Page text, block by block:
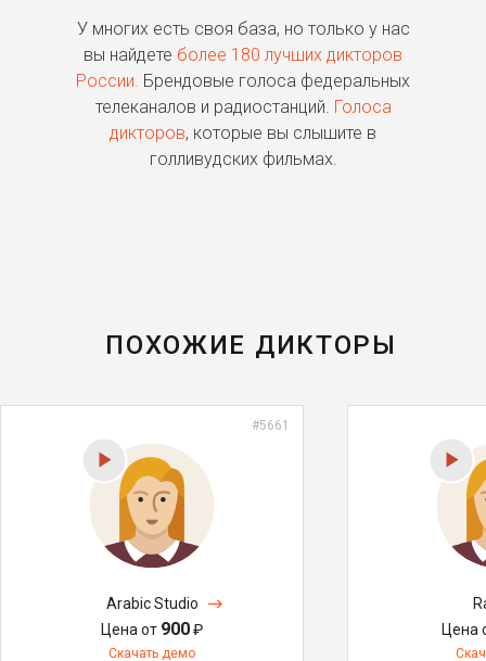
У многих есть своя база, но только у нас
вы найдете более 180 лучших дикторов
России. Брендовые голоса федеральных
телеканалов и радиостанций. Голоса
дикторов, которые вы слышите в
голливудских фильмах.
ПОХОЖИЕ ДИКТОРЫ
#5661
Arabic Studio
Цена от 900₽
Скачать демо
Цена